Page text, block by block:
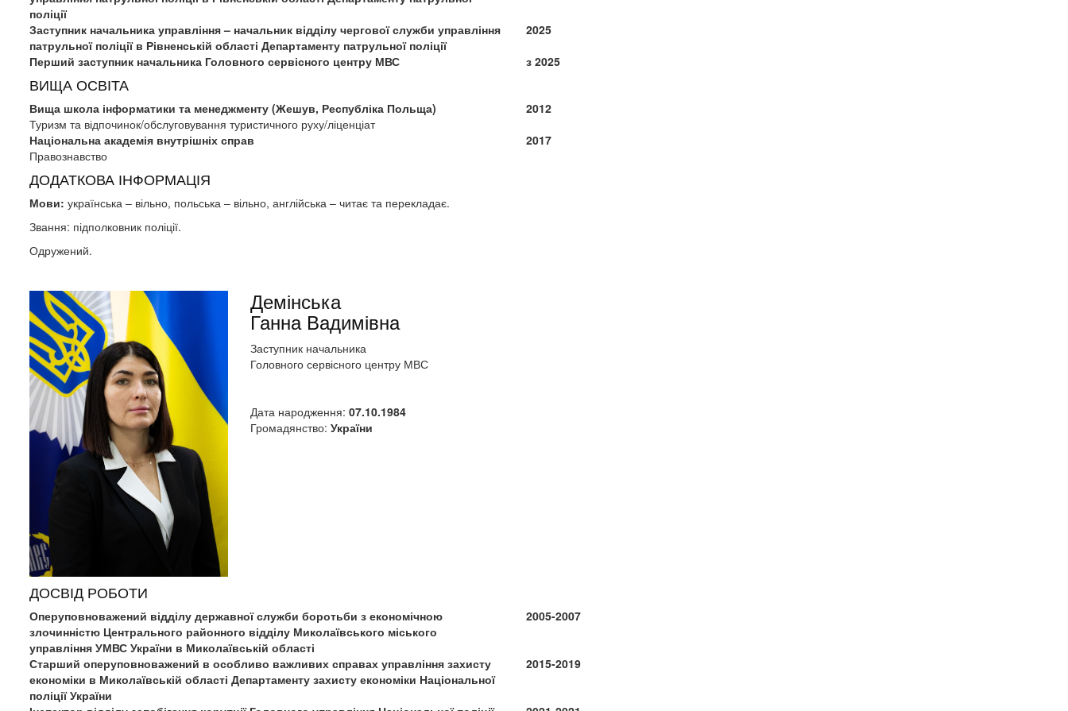
поліції
Заступник начальника управління – начальник відділу чергової служби управління
патрульної поліції в Рівненській області Департаменту патрульної поліції
2025
Перший заступник начальника Головного сервісного центру МВС
з 2025
ВИЩА ОСВІТА
Вища школа інформатики та менеджменту (Жешув, Республіка Польща)
Туризм та відпочинок/обслуговування туристичного руху/ліценціат
2012
Національна академія внутрішніх справ
Правознавство
2017
ДОДАТКОВА ІНФОРМАЦІЯ
Мови: українська – вільно, польська – вільно, англійська – читає та перекладає.
Звання: підполковник поліції.
Одружений.
Демінська
Ганна Вадимівна
Заступник начальника
Головного сервісного центру МВС
Дата народження: 07.10.1984
Громадянство: України
ДОСВІД РОБОТИ
Оперуповноважений відділу державної служби боротьби з економічною
злочинністю Центрального районного відділу Миколаївського міського
управління УМВС України в Миколаївській області
2005-2007
Старший оперуповноважений в особливо важливих справах управління захисту
економіки в Миколаївській області Департаменту захисту економіки Національної
поліції України
2015-2019